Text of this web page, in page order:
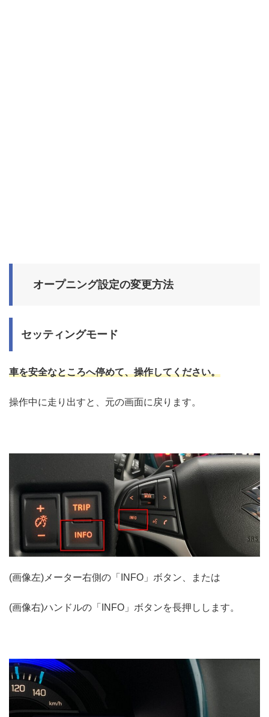
オープニング設定の変更方法
セッティングモード
車を安全なところへ停めて、操作してください。
操作中に走り出すと、元の画面に戻ります。
(画像左)メーター右側の「INFO」ボタン、または
(画像右)ハンドルの「INFO」ボタンを長押しします。